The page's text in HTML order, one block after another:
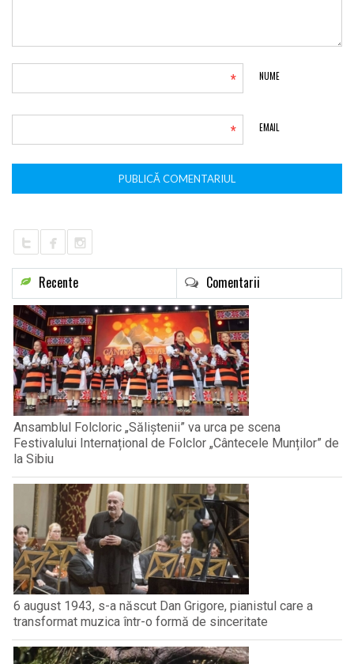
NUME
*
EMAIL
*
Recente Comentarii
Ansamblul Folcloric „Săliștenii” va urca pe scena
Festivalului Internațional de Folclor „Cântecele Munților” de
la Sibiu
6 august 1943, s-a născut Dan Grigore, pianistul care a
transformat muzica într-o formă de sinceritate